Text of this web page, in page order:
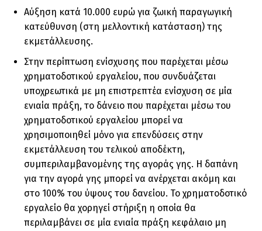
Αύξηση κατά 10.000 ευρώ για ζωική παραγωγική
κατεύθυνση (στη µελλοντική κατάσταση) της
εκµετάλλευσης.
Στην περίπτωση ενίσχυσης που παρέχεται µέσω
χρηµατοδοτικού εργαλείου, που συνδυάζεται
υποχρεωτικά µε µη επιστρεπτέα ενίσχυση σε µία
ενιαία πράξη, το δάνειο που παρέχεται µέσω του
χρηµατοδοτικού εργαλείου µπορεί να
χρησιµοποιηθεί µόνο για επενδύσεις στην
εκµετάλλευση του τελικού αποδέκτη,
συµπεριλαµβανοµένης της αγοράς γης. Η δαπάνη
για την αγορά γης µπορεί να ανέρχεται ακόµη και
στο 100% του ύψους του δανείου. Το χρηµατοδοτικό
εργαλείο θα χορηγεί στήριξη η οποία θα
περιλαµβάνει σε µία ενιαία πράξη κεφάλαιο µη